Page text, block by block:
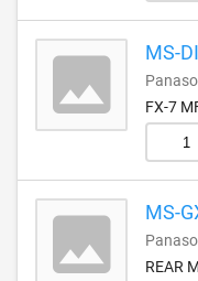
MS-
FX-7
MS-
REAR